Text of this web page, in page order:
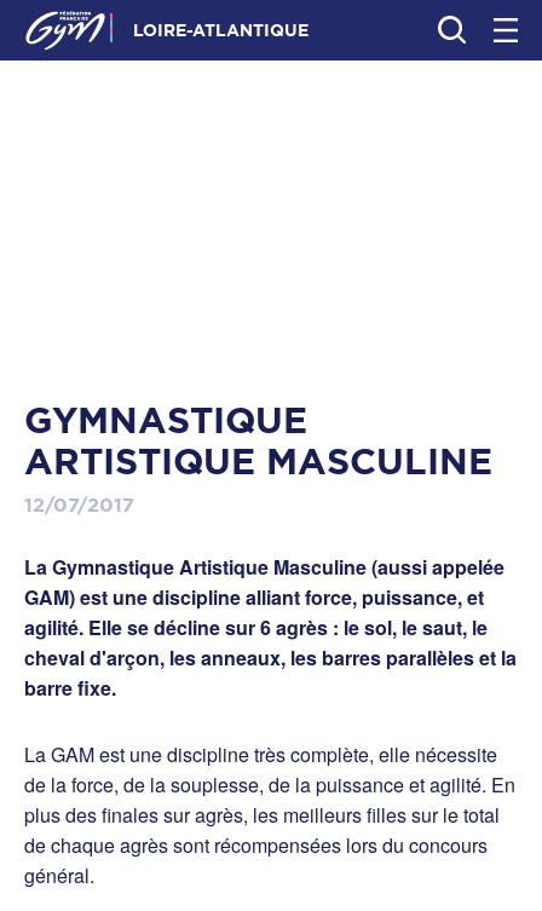
LOIRE-ATLANTIQUE
GYMNASTIQUE
ARTISTIQUE MASCULINE
12/07/2017
La Gymnastique Artistique Masculine (aussi appelée
GAM) est une discipline alliant force, puissance, et
agilité. Elle se décline sur 6 agrès : le sol, le saut, le
cheval d'arçon, les anneaux, les barres parallèles et la
barre fixe.
La GAM est une discipline très complète, elle nécessite
de la force, de la souplesse, de la puissance et agilité. En
plus des finales sur agrès, les meilleurs filles sur le total
de chaque agrès sont récompensées lors du concours
général.